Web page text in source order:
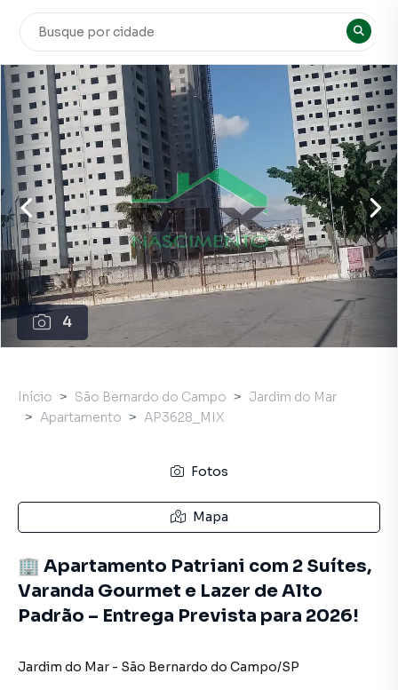
4
Início São Bernardo do Campo
Jardim do Mar
Apartamento
AP3628_MIX
Fotos
Mapa
🏢 Apartamento Patriani com 2 Suítes,
Varanda Gourmet e Lazer de Alto
Padrão – Entrega Prevista para 2026!
Jardim do Mar - São Bernardo do Campo/SP